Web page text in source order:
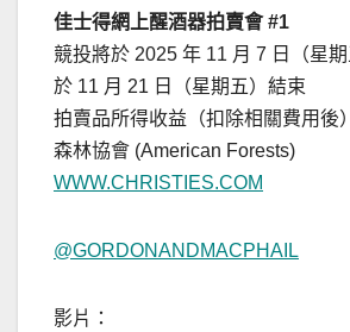
佳士得網上醒酒器拍賣會 #1
競投將於 2025 年 11 月 7 日（星
於 11 月 21 日（星期五）結束
拍賣品所得收益（扣除相關費用後
森林協會 (American Forests)
WWW.CHRISTIES.COM
@GORDONANDMACPHAIL
影片：